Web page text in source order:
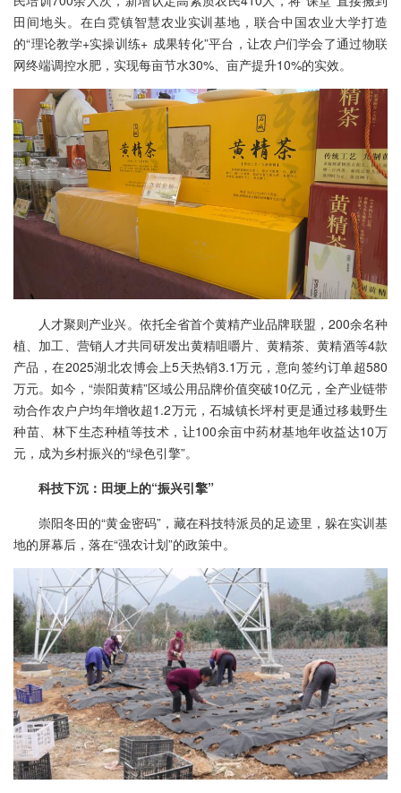
田间地头。在白霓镇智慧农业实训基地，联合中国农业大学打造
的“理论教学+实操训练+ 成果转化”平台，让农户们学会了通过物联
网终端调控水肥，实现每亩节水30%、亩产提升10%的实效。
人才聚则产业兴。依托全省首个黄精产业品牌联盟，200余名种
植、加工、营销人才共同研发出黄精咀嚼片、黄精茶、黄精酒等4款
产品，在2025湖北农博会上5天热销3.1万元，意向签约订单超580
万元。如今，“崇阳黄精”区域公用品牌价值突破10亿元，全产业链带
动合作农户户均年增收超1.2万元，石城镇长坪村更是通过移栽野生
种苗、林下生态种植等技术，让100余亩中药材基地年收益达10万
元，成为乡村振兴的“绿色引擎”。
科技下沉：田埂上的“振兴引擎”
崇阳冬田的“黄金密码”，藏在科技特派员的足迹里，躲在实训基
地的屏幕后，落在“强农计划”的政策中。